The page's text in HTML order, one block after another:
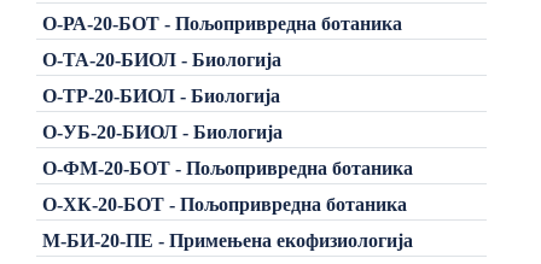
О-РА-20-БОТ - Пољопривредна ботаника
О-ТА-20-БИОЛ - Биологија
О-ТР-20-БИОЛ - Биологија
О-УБ-20-БИОЛ - Биологија
О-ФМ-20-БОТ - Пољопривредна ботаника
О-ХК-20-БОТ - Пољопривредна ботаника
М-БИ-20-ПЕ - Примењена екофизиологија